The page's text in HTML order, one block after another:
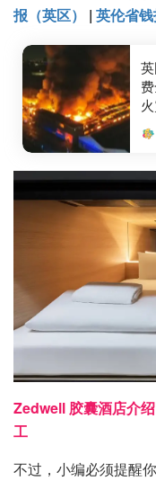
报（英区）
| 英伦省钱
Zedwell 胶囊酒店介
工
不过，小编必须提醒